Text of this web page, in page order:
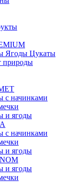
Ягоды Цукаты
природы
с начинками
и ягоды
с начинками
и ягоды
и ягоды